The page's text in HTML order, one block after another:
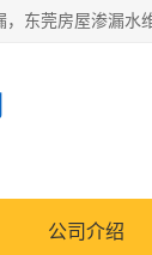
公司介绍